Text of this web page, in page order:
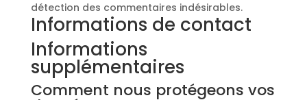
détection des commentaires indésirables.
Informations de contact
Informations
supplémentaires
Comment nous protégeons vos